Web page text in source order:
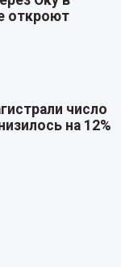
откроют
число
на 12%